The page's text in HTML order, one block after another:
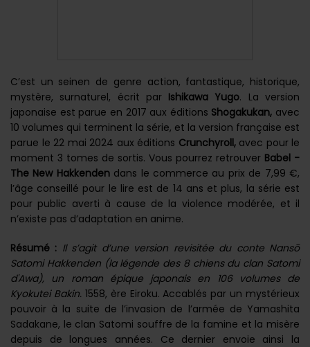
C’est un seinen de genre action, fantastique, historique,
mystère, surnaturel, écrit par Ishikawa Yugo. La version
japonaise est parue en 2017 aux éditions Shogakukan, avec
10 volumes qui terminent la série, et la version française est
parue le 22 mai 2024 aux éditions Crunchyroll,avec pour le
moment 3 tomes de sortis. Vous pourrez retrouver Babel -
The New Hakkendendans le commerce au prix de 7,99 €,
l’âge conseillé pour le lire est de 14 ans et plus, la série est
pour public averti à cause de la violence modérée, et il
n’existe pas d’adaptation en anime.
Résumé : Il s’agit d’une version revisitée du conte Nansō
Satomi Hakkenden (la légende des 8 chiens du clan Satomi
d'Awa), un roman épique japonais en 106 volumes de
Kyokutei Bakin. 1558, ère Eiroku. Accablés par un mystérieux
pouvoir à la suite de l’invasion de l’armée de Yamashita
Sadakane, le clan Satomi souffre de la famine et la misère
depuis de longues années. Ce dernier envoie ainsi la